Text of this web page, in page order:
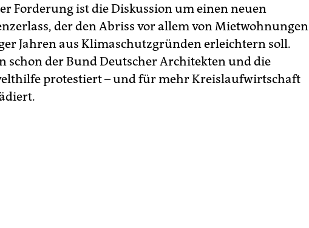
Forderung ist die Diskussion um einen neuen
der den Abriss vor allem von Mietwohnungen
Jahren aus Klimaschutzgründen erleichtern soll.
schon der Bund Deutscher Architekten und die
protestiert – und für mehr Kreislaufwirtschaft